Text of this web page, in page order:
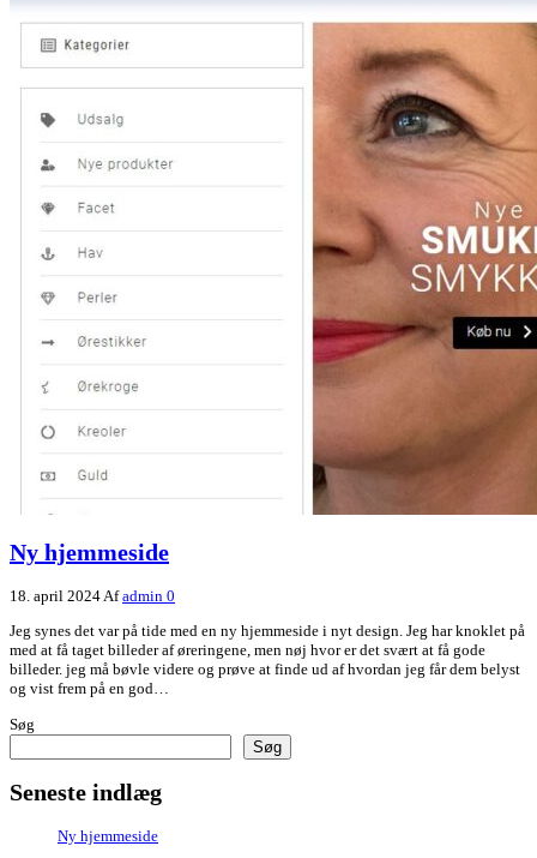
Ny hjemmeside
18. april 2024 Af admin 0
Jeg synes det var på tide med en ny hjemmeside i nyt design. Jeg har knoklet på
med at få taget billeder af øreringene, men nøj hvor er det svært at få gode
billeder. jeg må bøvle videre og prøve at finde ud af hvordan jeg får dem belyst
og vist frem på en god…
Søg
Søg
Seneste indlæg
Ny hjemmeside